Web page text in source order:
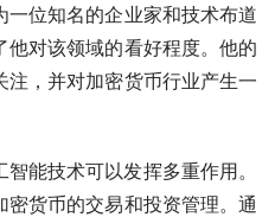
位知名的企业家和技术布道
对该领域的看好程度。他的
，并对加密货币行业产生一
能技术可以发挥多重作用。
货币的交易和投资管理。通